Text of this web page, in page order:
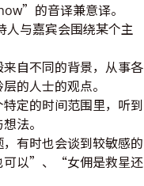
的音译兼意译。
人与嘉宾会围绕某个主
自不同的背景，从事各
的人士的观点。
定的时间范围里，听到
法。
有时也会谈到较敏感的
可以”、“女佣是救星还